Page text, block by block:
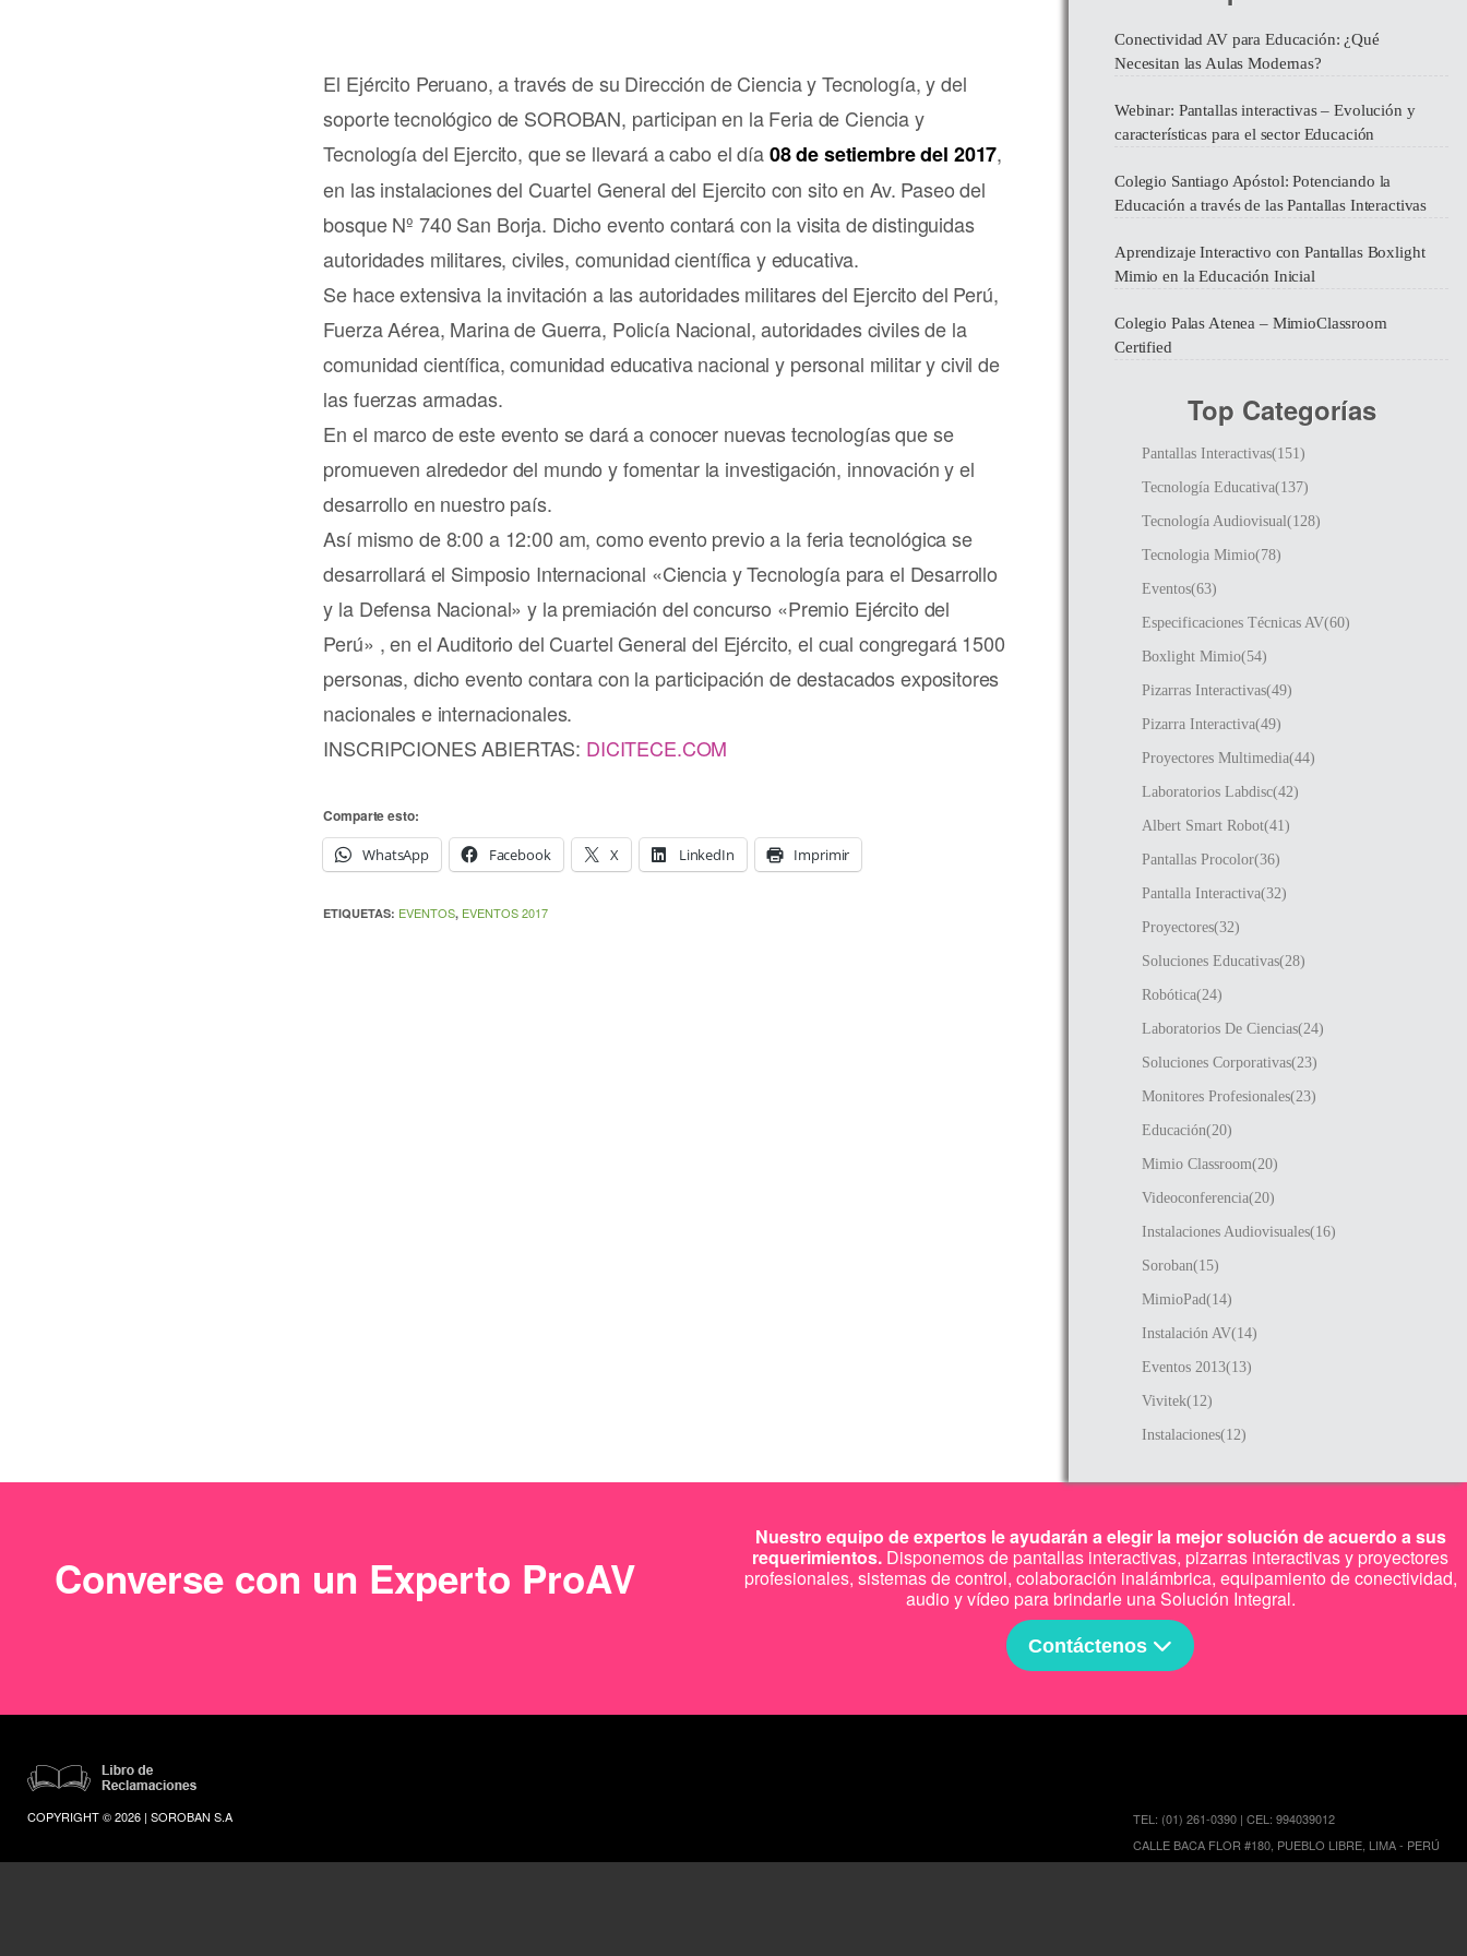
El Ejército Peruano, a través de su Dirección de Ciencia y Tecnología, y del
soporte tecnológico de SOROBAN, participan en la Feria de Ciencia y
Tecnología del Ejercito, que se llevará a cabo el día08 de setiembre del 2017,
en las instalaciones del Cuartel General del Ejercito con sito en Av. Paseo del
bosque Nº 740 San Borja. Dicho evento contará con la visita de distinguidas
autoridades militares, civiles, comunidad científica y educativa.
Se hace extensiva la invitación a las autoridades militares del Ejercito del Perú,
Fuerza Aérea, Marina de Guerra, Policía Nacional, autoridades civiles de la
comunidad científica, comunidad educativa nacional y personal militar y civil de
las fuerzas armadas.
En el marco de este evento se dará a conocer nuevas tecnologías que se
promueven alrededor del mundo y fomentar la investigación, innovación y el
desarrollo en nuestro país.
Así mismo de 8:00 a 12:00 am, como evento previo a la feria tecnológica se
desarrollará el Simposio Internacional «Ciencia y Tecnología para el Desarrollo
y la Defensa Nacional» y la premiación del concurso «Premio Ejército del
Perú» , en el Auditorio del Cuartel General del Ejército, el cual congregará 1500
personas, dicho evento contara con la participación de destacados expositores
nacionales e internacionales.
INSCRIPCIONES ABIERTAS: DICITECE.COM
Comparte esto:
WhatsApp
Facebook X LinkedIn Imprimir
ETIQUETAS: EVENTOS, EVENTOS 2017
Conectividad AV para Educación: ¿Qué
Necesitan las Aulas Modernas?
Webinar: Pantallas interactivas – Evolución y
características para el sector Educación
Colegio Santiago Apóstol: Potenciando la
Educación a través de las Pantallas Interactivas
Aprendizaje Interactivo con Pantallas Boxlight
Mimio en la Educación Inicial
Colegio Palas Atenea – MimioClassroom
Certified
Top Categorías
Pantallas Interactivas(151)
Tecnología Educativa(137)
Tecnología Audiovisual(128)
Tecnologia Mimio(78)
Eventos(63)
Especificaciones Técnicas AV(60)
Boxlight Mimio(54)
Pizarras Interactivas(49)
Pizarra Interactiva(49)
Proyectores Multimedia(44)
Laboratorios Labdisc(42)
Albert Smart Robot(41)
Pantallas Procolor(36)
Pantalla Interactiva(32)
Proyectores(32)
Soluciones Educativas(28)
Robótica(24)
Laboratorios De Ciencias(24)
Soluciones Corporativas(23)
Monitores Profesionales(23)
Educación(20)
Mimio Classroom(20)
Videoconferencia(20)
Instalaciones Audiovisuales(16)
Soroban(15)
MimioPad(14)
Instalación AV(14)
Eventos 2013(13)
Vivitek(12)
Instalaciones(12)
Converse con un Experto ProAV
Nuestro equipo de expertos le ayudarán a elegir la mejor solución de acuerdo a sus
requerimientos. Disponemos de pantallas interactivas, pizarras interactivas y proyectores
profesionales, sistemas de control, colaboración inalámbrica, equipamiento de conectividad,
audio y vídeo para brindarle una Solución Integral.
Contáctenos
COPYRIGHT © 2026 | SOROBAN S.A
TEL: (01) 261-0390 | CEL: 994039012
CALLE BACA FLOR #180, PUEBLO LIBRE, LIMA - PERÚ